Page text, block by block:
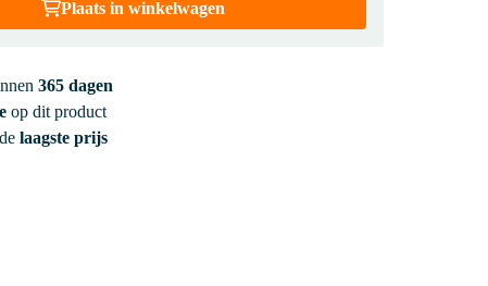
Plaats in winkelwagen
365 dagen
op dit product
laagste prijs